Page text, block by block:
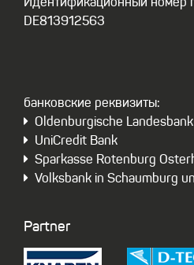
Идентификационный номер
DE813912563
бaнковские реквизиты:
Oldenburgische Landesbank
UniCredit Bank
Sparkasse Rotenburg
Volksbank in Schaumburg
Partner